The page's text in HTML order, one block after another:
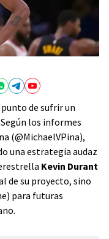
de sufrir un
los informes
(@MichaelVPina),
una estrategia audaz
Kevin Durant
de su proyecto, sino
para futuras